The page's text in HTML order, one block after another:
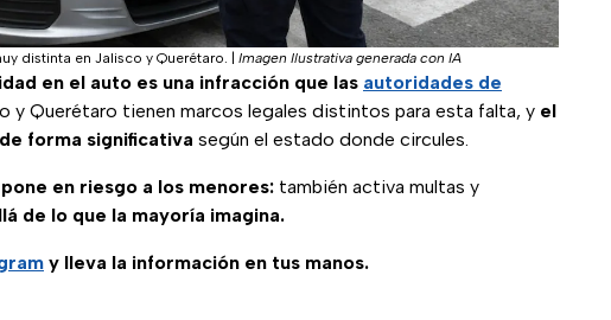
distinta en Jalisco y Querétaro. Imagen Ilustrativa generada con IA
en el auto es una infracción que las autoridades de
y Querétaro tienen marcos legales distintos para esta falta, y el
forma significativa según el estado donde circules.
en riesgo a los menores: también activa multas y
de lo que la mayoría imagina.
y lleva la información en tus manos.